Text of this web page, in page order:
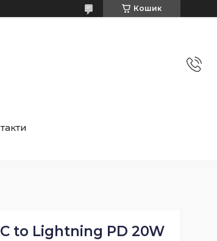
Кошик
to Lightning PD 20W